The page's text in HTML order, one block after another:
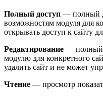
Полный доступ — полный
возможностям модуля для
открывать доступ к сайту
Редактирование — полный
модулю для конкретного
удалить сайт и не может
Чтение — просмотр